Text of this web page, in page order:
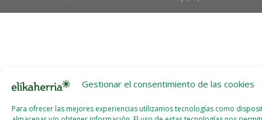
Gestionar el consentimiento de las cookies
Para ofrecer las mejores experiencias utilizamos tecnologías como